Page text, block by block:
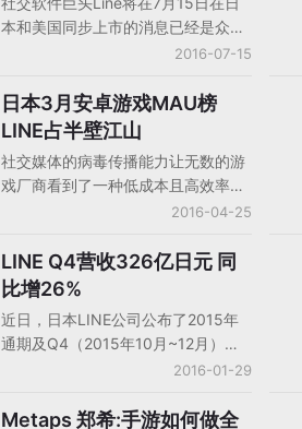
版，虽然目前已经在全球154个国家
和地区推出，但这款消除手游在日本
本和美国同步上市的消息已经是众所
周知的事情了，但是随着上市日期的
IPO持悲观的态度，纷纷认为Line的
这次IPO可以说是在最糟糕的时间做
出的选择。
2016-07-15
日本3月安卓游戏MAU榜
LINE占半壁江山
社交媒体的病毒传播能力让无数的游
戏厂商看到了一种低成本且高效率的
宣传方式，而各类社交应用的普及
要参考。日前，AppApe也发布了
2016年3月日本游戏企业MAU分析。
从数据来看，在游戏类的厂商中LINE
占据着半壁江山，而纯游戏排名中，
MAU排名最高的是King，第二位的才
是手握《怪物弹珠》的mixi。
2016-04-25
LINE Q4营收326亿日元 同
比增26%
近日，日本LINE公司公布了2015年
通期及Q4（2015年10月~12月）财
报。2015年Q4季度，LINE的销售额
26%），而2015年通期的销售额为
2016-01-29
Metaps 郑希:手游如何做全